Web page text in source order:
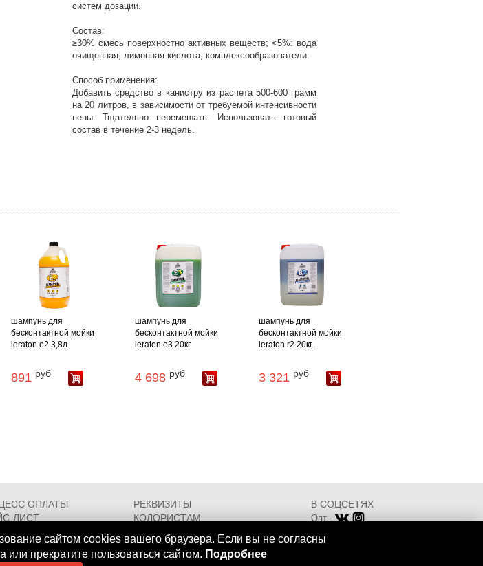
систем дозации.
Состав:
≥30% смесь поверхностно активных веществ; ˂5%: вода
очищенная, лимонная кислота, комплексообразователи.
Способ применения:
Добавить средство в канистру из расчета 500-600 грамм
на 20 литров, в зависимости от требуемой интенсивности
пены. Тщательно перемешать. Использовать готовый
состав в течение 2-3 недель.
шампунь для
бесконтактной мойки
leraton e2 3,8л.
891 руб
шампунь для
бесконтактной мойки
leraton e3 20кг
4 698 руб
шампунь для
бесконтактной мойки
leraton r2 20кг.
3 321 руб
сайтом cookies вашего браузера. Если вы не согласны
или прекратите пользоваться сайтом. Подробнее
ОПЛАТЫ
РЕКВИЗИТЫ
ЛИСТ
КОЛОРИСТАМ
В СОЦСЕТЯХ
Опт -